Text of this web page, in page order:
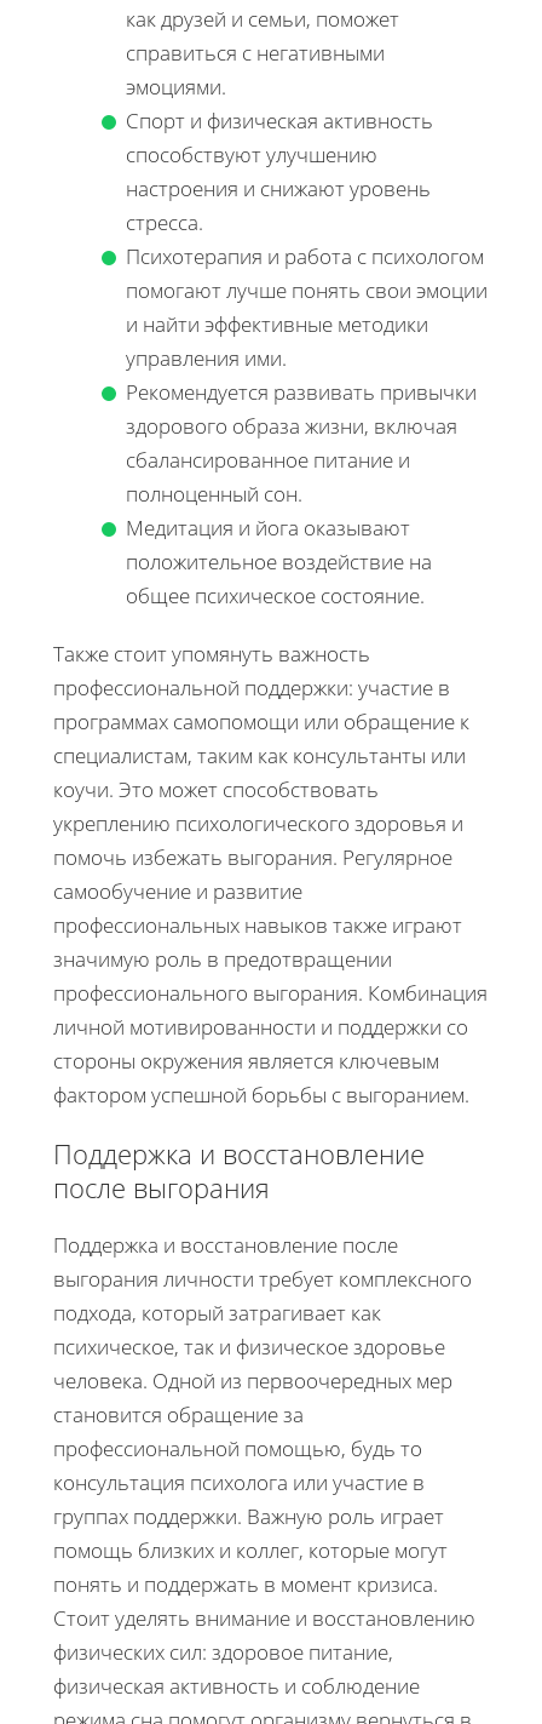
как друзей и семьи, поможет
справиться с негативными
эмоциями.
Спорт и физическая активность
способствуют улучшению
настроения и снижают уровень
стресса.
Психотерапия и работа с психологом
помогают лучше понять свои эмоции
и найти эффективные методики
управления ими.
Рекомендуется развивать привычки
здорового образа жизни, включая
сбалансированное питание и
полноценный сон.
Медитация и йога оказывают
положительное воздействие на
общее психическое состояние.
Также стоит упомянуть важность
профессиональной поддержки: участие в
программах самопомощи или обращение к
специалистам, таким как консультанты или
коучи. Это может способствовать
укреплению психологического здоровья и
помочь избежать выгорания. Регулярное
самообучение и развитие
профессиональных навыков также играют
значимую роль в предотвращении
профессионального выгорания. Комбинация
личной мотивированности и поддержки со
стороны окружения является ключевым
фактором успешной борьбы с выгоранием.
Поддержка и восстановление
после выгорания
Поддержка и восстановление после
выгорания личности требует комплексного
подхода, который затрагивает как
психическое, так и физическое здоровье
человека. Одной из первоочередных мер
становится обращение за
профессиональной помощью, будь то
консультация психолога или участие в
группах поддержки. Важную роль играет
помощь близких и коллег, которые могут
понять и поддержать в момент кризиса.
Стоит уделять внимание и восстановлению
физических сил: здоровое питание,
физическая активность и соблюдение